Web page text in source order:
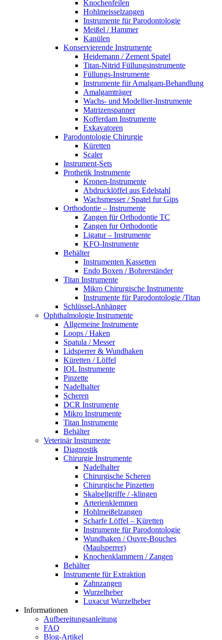
Knochenfeilen
Hohlmeisselzangen
Instrumente für Parodontologie
Meißel / Hammer
Kanülen
Konservierende Instrumente
Heidemann / Zement Spatel
Titan-Nitrid Füllungsinstrumente
Füllungs-Instrumente
Instrumente für Amalgam-Behandlung
Amalgamträger
Wachs- und Modellier-Instrumente
Matrizenspanner
Kofferdam Instrumente
Exkavatoren
Parodontologie Chirurgie
Küretten
Scaler
Instrument-Sets
Prothetik Instrumente
Kronen-Instrumente
Abdrucklöffel aus Edelstahl
Wachsmesser / Spatel fur Gips
Orthodontie – Instrumente
Zangen für Orthodontie TC
Zangen fur Orthodontie
Ligatur – Instrumente
KFO-Instrumente
Behälter
Instrumenten Kassetten
Endo Boxen / Bohrerständer
Titan Instrumente
Mikro Chirurgische Instrumente
Instrumente für Parodontologie /Titan
Schlüssel-Anhänger
Ophthalmologie Instrumente
Allgemeine Instrumente
Loops / Haken
Spatula / Messer
Lidsperrer & Wundhaken
Küretten / Löffel
IOL Instrumente
Pinzette
Nadelhalter
Scheren
DCR Instrumente
Mikro Instrumente
Titan Instrumente
Behälter
Veterinär Instrumente
Diagnostik
Chirurgie Instrumente
Nadelhalter
Chirurgische Scheren
Chirurgische Pinzetten
Skalpellgriffe / -klingen
Arterienklemmen
Hohlmeißelzangen
Scharfe Löffel – Küretten
Instrumente für Parodontologie
Wundhaken / Ouvre-Bouches
(Maulsperrer)
Knochenklammern / Zangen
Behälter
Instrumente für Extraktion
Zahnzangen
Wurzelheber
Luxacut Wurzelheber
Informationen
Aufbereitungsanleitung
FAQ
Blog-Artikel